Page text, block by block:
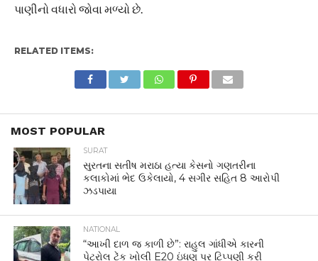
પાણીનો વધારો જોવા મળ્યો છે.
RELATED ITEMS:
MOST POPULAR
SURAT
સુરતના સતીષ મરાઠા હત્યા કેસનો ગણતરીના
કલાકોમાં ભેદ ઉકેલાયો, 4 સગીર સહિત 8 આરોપી
ઝડપાયા
NATIONAL
“આખી દાળ જ કાળી છે”: રાહુલ ગાંધીએ કારની
પેટ્રોલ ટેંક ખોલી E20 ઇંધણ પર ટિપ્પણી કરી